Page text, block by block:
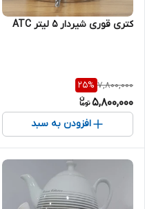
کتری قوری شیردار 5 لیتر ATC
7,800,000
25%
5,800,000
افزودن به سبد